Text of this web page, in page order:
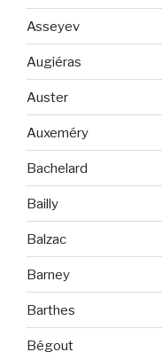
Asseyev
Augiéras
Auster
Auxeméry
Bachelard
Bailly
Balzac
Barney
Barthes
Bégout